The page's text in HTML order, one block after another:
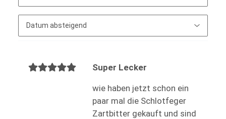
Super Lecker
wie haben jetzt schon ein
paar mal die Schlotfeger
Zartbitter gekauft und sind